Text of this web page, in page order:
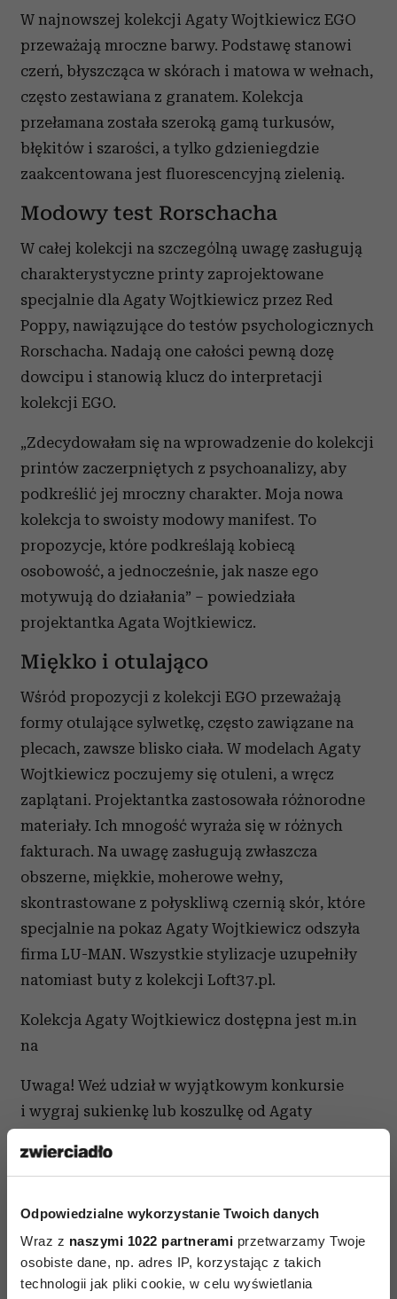
Odpowiedzialne wykorzystanie Twoich danych
Wraz z naszymi 1022 partnerami przetwarzamy Twoje
osobiste dane, np. adres IP, korzystając z takich
technologii jak pliki cookie, w celu wyświetlania
W najnowszej kolekcji Agaty Wojtkiewicz EGO
przeważają mroczne barwy. Podstawę stanowi
czerń, błyszcząca w skórach i matowa w wełnach,
często zestawiana z granatem. Kolekcja
przełamana została szeroką gamą turkusów,
błękitów i szarości, a tylko gdzieniegdzie
zaakcentowana jest fluorescencyjną zielenią.
Modowy test Rorschacha
W całej kolekcji na szczególną uwagę zasługują
charakterystyczne printy zaprojektowane
specjalnie dla Agaty Wojtkiewicz przez Red
Poppy, nawiązujące do testów psychologicznych
Rorschacha. Nadają one całości pewną dozę
dowcipu i stanowią klucz do interpretacji
kolekcji EGO.
„Zdecydowałam się na wprowadzenie do kolekcji
printów zaczerpniętych z psychoanalizy, aby
podkreślić jej mroczny charakter. Moja nowa
kolekcja to swoisty modowy manifest. To
propozycje, które podkreślają kobiecą
osobowość, a jednocześnie, jak nasze ego
motywują do działania” – powiedziała
projektantka Agata Wojtkiewicz.
Miękko i otulająco
Wśród propozycji z kolekcji EGO przeważają
formy otulające sylwetkę, często zawiązane na
plecach, zawsze blisko ciała. W modelach Agaty
Wojtkiewicz poczujemy się otuleni, a wręcz
zaplątani. Projektantka zastosowała różnorodne
materiały. Ich mnogość wyraża się w różnych
fakturach. Na uwagę zasługują zwłaszcza
obszerne, miękkie, moherowe wełny,
skontrastowane z połyskliwą czernią skór, które
specjalnie na pokaz Agaty Wojtkiewicz odszyła
firma LU-MAN. Wszystkie stylizacje uzupełniły
natomiast buty z kolekcji Loft37.pl.
Kolekcja Agaty Wojtkiewicz dostępna jest m.in
na
Uwaga! Weź udział w wyjątkowym konkursie
i wygraj sukienkę lub koszulkę od Agaty
AUTOPROMOCJA